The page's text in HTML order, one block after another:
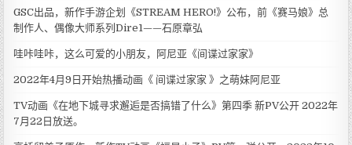
GSC出品，新作手游企划《STREAM HERO!》公布，前《赛马娘》总
制作人、偶像大师系列Dire1——石原章弘
哇咔哇咔，这么可爱的小朋友，阿尼亚《间谍过家家》
2022年4月9日开始热播动画《 间谍过家家 》之萌妹阿尼亚
TV动画《在地下城寻求邂逅是否搞错了什么》第四季 新PV公开 2022年
7月22日放送。